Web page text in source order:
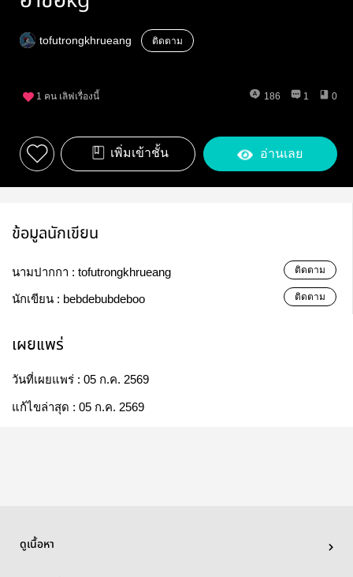
tofutrongkhrueang ติดตาม
1 คน เลิฟเรื่องนี้ 186 1 0
เพิ่มเข้าชั้น อ่านเลย
ข้อมูลนักเขียน
นามปากกา : tofutrongkhrueang ติดตาม
นักเขียน : bebdebubdeboo ติดตาม
เผยแพร่
วันที่เผยแพร่ : 05 ก.ค. 2569
แก้ไขล่าสุด : 05 ก.ค. 2569
ดูเนื้อหา